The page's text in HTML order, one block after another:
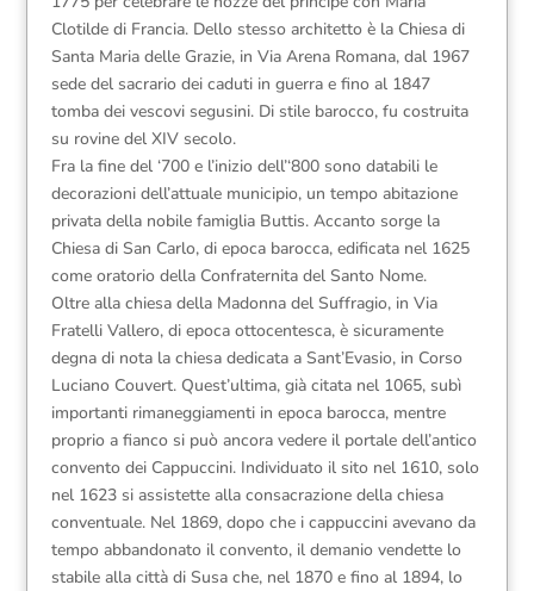
Clotilde di Francia. Dello stesso architetto è la Chiesa di
Santa Maria delle Grazie, in Via Arena Romana, dal 1967
sede del sacrario dei caduti in guerra e fino al 1847
tomba dei vescovi segusini. Di stile barocco, fu costruita
su rovine del XIV secolo.
Fra la fine del ‘700 e l’inizio dell’‘800 sono databili le
decorazioni dell’attuale municipio, un tempo abitazione
privata della nobile famiglia Buttis. Accanto sorge la
Chiesa di San Carlo, di epoca barocca, edificata nel 1625
come oratorio della Confraternita del Santo Nome.
Oltre alla chiesa della Madonna del Suffragio, in Via
Fratelli Vallero, di epoca ottocentesca, è sicuramente
degna di nota la chiesa dedicata a Sant’Evasio, in Corso
Luciano Couvert. Quest’ultima, già citata nel 1065, subì
importanti rimaneggiamenti in epoca barocca, mentre
proprio a fianco si può ancora vedere il portale dell’antico
convento dei Cappuccini. Individuato il sito nel 1610, solo
nel 1623 si assistette alla consacrazione della chiesa
conventuale. Nel 1869, dopo che i cappuccini avevano da
tempo abbandonato il convento, il demanio vendette lo
stabile alla città di Susa che, nel 1870 e fino al 1894, lo